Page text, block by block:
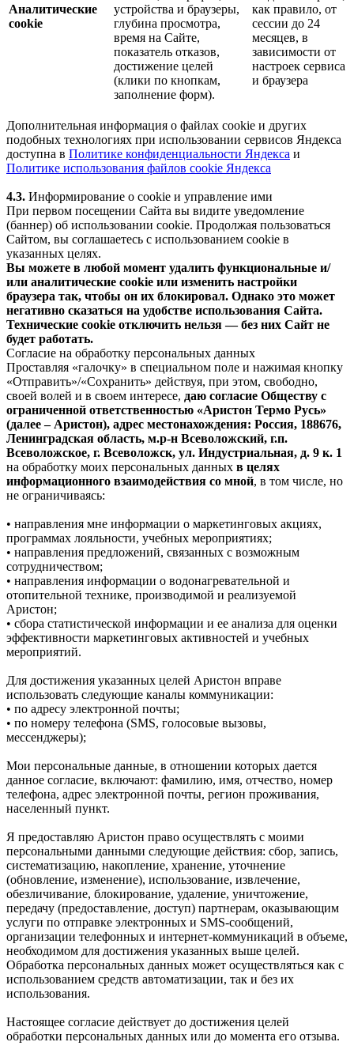
Аналитические
cookie
устройства и браузеры,
глубина просмотра,
время на Сайте,
показатель отказов,
достижение целей
(клики по кнопкам,
заполнение форм).
как правило, от
сессии до 24
месяцев, в
зависимости от
настроек сервиса
и браузера
Дополнительная информация о файлах cookie и других
подобных технологиях при использовании сервисов Яндекса
доступна в Политике конфиденциальности Яндекса и
Политике использования файлов cookie Яндекса
4.3. Информирование о cookie и управление ими
При первом посещении Сайта вы видите уведомление
(баннер) об использовании cookie. Продолжая пользоваться
Сайтом, вы соглашаетесь с использованием cookie в
указанных целях.
Вы можете в любой момент удалить функциональные и/
или аналитические cookie или изменить настройки
браузера так, чтобы он их блокировал. Однако это может
негативно сказаться на удобстве использования Сайта.
Технические cookie отключить нельзя — без них Сайт не
будет работать.
Согласие на обработку персональных данных
Проставляя «галочку» в специальном поле и нажимая кнопку
«Отправить»/«Сохранить» действуя, при этом, свободно,
своей волей и в своем интересе, даю согласие Обществу с
ограниченной ответственностью «Аристон Термо Русь»
(далее – Аристон), адрес местонахождения: Россия, 188676,
Ленинградская область, м.р-н Всеволожский, г.п.
Всеволожское, г. Всеволожск, ул. Индустриальная, д. 9 к. 1
на обработку моих персональных данных в целях
информационного взаимодействия со мной, в том числе, но
не ограничиваясь:
• направления мне информации о маркетинговых акциях,
программах лояльности, учебных мероприятиях;
• направления предложений, связанных с возможным
сотрудничеством;
• направления информации о водонагревательной и
отопительной технике, производимой и реализуемой
Аристон;
• сбора статистической информации и ее анализа для оценки
эффективности маркетинговых активностей и учебных
мероприятий.
Для достижения указанных целей Аристон вправе
использовать следующие каналы коммуникации:
• по адресу электронной почты;
• по номеру телефона (SMS, голосовые вызовы,
мессенджеры);
Мои персональные данные, в отношении которых дается
данное согласие, включают: фамилию, имя, отчество, номер
телефона, адрес электронной почты, регион проживания,
населенный пункт.
Я предоставляю Аристон право осуществлять с моими
персональными данными следующие действия: сбор, запись,
систематизацию, накопление, хранение, уточнение
(обновление, изменение), использование, извлечение,
обезличивание, блокирование, удаление, уничтожение,
передачу (предоставление, доступ) партнерам, оказывающим
услуги по отправке электронных и SMS‑сообщений,
организации телефонных и интернет‑коммуникаций в объеме,
необходимом для достижения указанных выше целей.
Обработка персональных данных может осуществляться как с
использованием средств автоматизации, так и без их
использования.
Настоящее согласие действует до достижения целей
обработки персональных данных или до момента его отзыва.